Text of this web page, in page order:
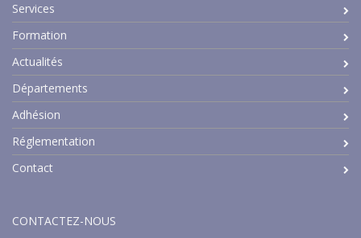
Services
Formation
Actualités
Départements
Adhésion
Réglementation
Contact
CONTACTEZ-NOUS